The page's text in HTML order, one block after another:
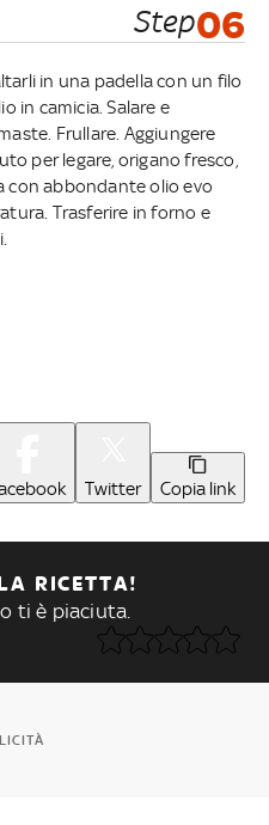
Step06
in una padella con un filo
in camicia. Salare e
Frullare. Aggiungere
per legare, origano fresco,
con abbondante olio evo
Trasferire in forno e
Twitter Copia link
RICETTA!
ti è piaciuta.